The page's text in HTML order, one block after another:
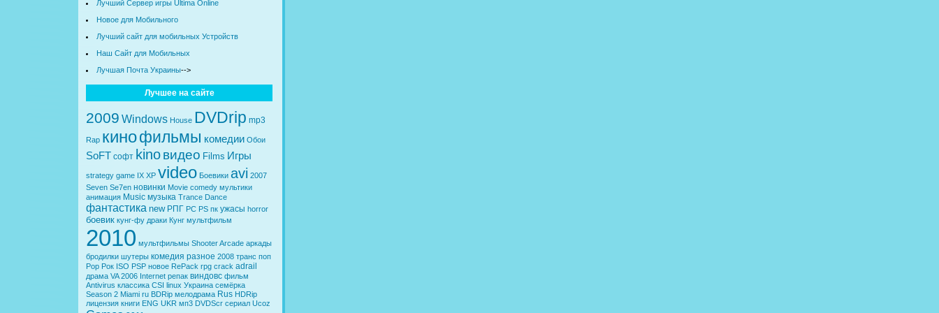
Лучший Сервер игры Ultima Online
Новое для Мобильного
Лучший сайт для мобильных Устройств
Наш Сайт для Мобильных
Лучшая Почта Украины-->
Лучшее на сайте
2009 Windows House DVDrip mp3
Rap кинофильмы комедии Обои
SoFT софт kinoвидео Films Игры
strategy game IX XP video Боевики avi 2007
Seven Se7en новинки Movie comedy мультики
анимация Music музыка Trance Dance
фантастика new РПГ PC PS пк ужасы horror
боевик кунг-фу драки Кунг мультфильм
2010 мультфильмы ShooterArcade аркады
бродилки шутеры комедия разное 2008 транс поп
Pop Рок ISO PSP новое RePack rpg crack adrail
драма VA 2006 Internet репак виндовс фильм
Antivirus классика CSI linux Украина семёрка
Season 2 Miami ru BDRip мелодрама Rus HDRip
лицензия книги ENG UKR мп3 DVDScr сериал Ucoz